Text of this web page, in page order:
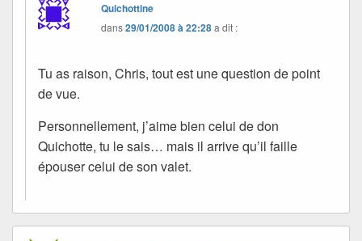
Quichottine
dans29/01/2008 à 22:28a dit :
Tu as raison, Chris, tout est une question de point
de vue.
Personnellement, j’aime bien celui de don
Quichotte, tu le sais… mais il arrive qu’il faille
épouser celui de son valet.